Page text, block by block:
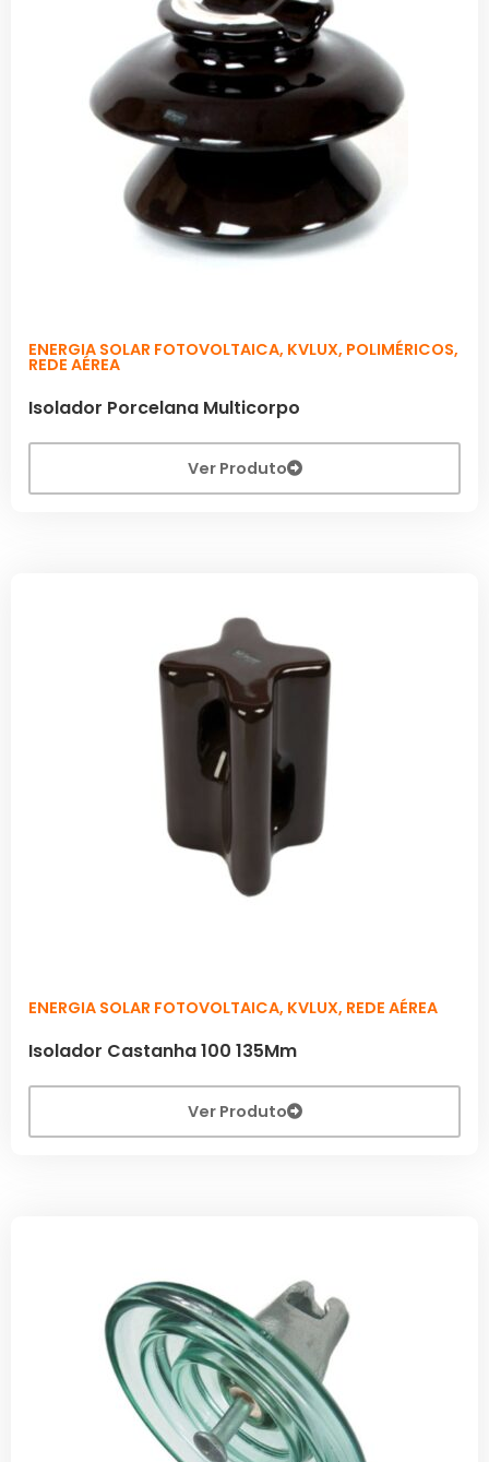
ENERGIA SOLAR FOTOVOLTAICA, KVLUX, POLIMÉRICOS,
REDE AÉREA
Isolador Porcelana Multicorpo
Ver Produto
ENERGIA SOLAR FOTOVOLTAICA, KVLUX, REDE AÉREA
Isolador Castanha 100 135Mm
Ver Produto